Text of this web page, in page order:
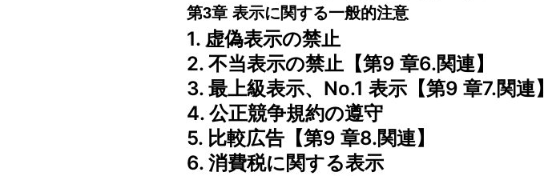
第3章 表示に関する一般的注意
1. 虚偽表示の禁止
2. 不当表示の禁止【第9 章6.関連】
3. 最上級表示、No.1 表示【第9 章7.関連】
4. 公正競争規約の遵守
5. 比較広告【第9 章8.関連】
6. 消費税に関する表示